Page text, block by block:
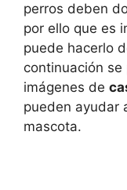
perros deben
por ello que es
puede hacerlo
continuación
imágenes de
pueden ayudar
mascota.